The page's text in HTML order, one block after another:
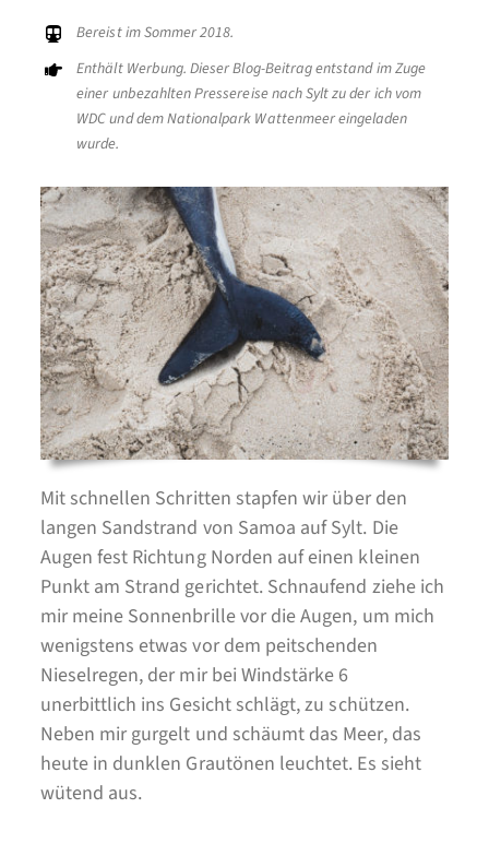
Bereist im Sommer 2018.
Enthält Werbung. Dieser Blog-Beitrag entstand im Zuge
einer unbezahlten Pressereise nach Sylt zu der ich vom
WDC und dem Nationalpark Wattenmeer eingeladen
wurde.
Mit schnellen Schritten stapfen wir über den
langen Sandstrand von Samoa auf Sylt. Die
Augen fest Richtung Norden auf einen kleinen
Punkt am Strand gerichtet. Schnaufend ziehe ich
mir meine Sonnenbrille vor die Augen, um mich
wenigstens etwas vor dem peitschenden
Nieselregen, der mir bei Windstärke 6
unerbittlich ins Gesicht schlägt, zu schützen.
Neben mir gurgelt und schäumt das Meer, das
heute in dunklen Grautönen leuchtet. Es sieht
wütend aus.